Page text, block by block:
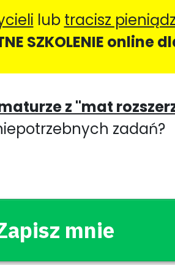
lub tracisz
SZKOLENIE
z "mat
zadań?
mnie